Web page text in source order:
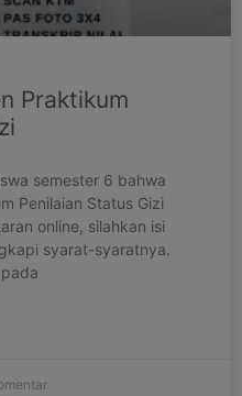
Praktikum
semester 6 bahwa
Penilaian Status Gizi
online, silahkan isi
syarat-syaratnya.